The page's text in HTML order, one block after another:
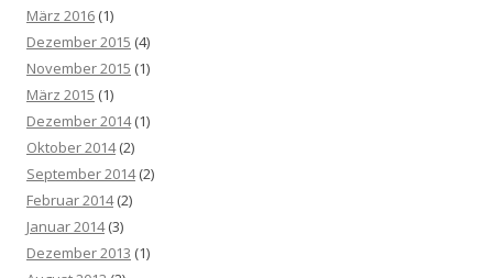
März 2016 (1)
Dezember 2015 (4)
November 2015 (1)
März 2015 (1)
Dezember 2014(1)
Oktober 2014(2)
September 2014(2)
Februar 2014(2)
Januar 2014(3)
Dezember 2013 (1)